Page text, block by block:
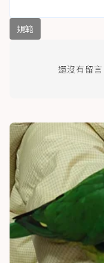
規範
還沒有留